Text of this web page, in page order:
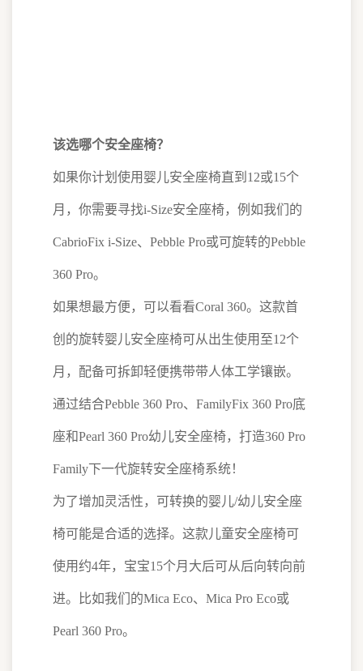
该选哪个安全座椅？
如果你计划使用婴儿安全座椅直到12或15个
月，你需要寻找i-Size安全座椅，例如我们的
CabrioFix i-Size、Pebble Pro或可旋转的Pebble
360 Pro。
如果想最方便，可以看看Coral 360。这款首
创的旋转婴儿安全座椅可从出生使用至12个
月，配备可拆卸轻便携带带人体工学镶嵌。
通过结合Pebble 360 Pro、FamilyFix 360 Pro底
座和Pearl 360 Pro幼儿安全座椅，打造360 Pro
Family下一代旋转安全座椅系统！
为了增加灵活性，可转换的婴儿/幼儿安全座
椅可能是合适的选择。这款儿童安全座椅可
使用约4年，宝宝15个月大后可从后向转向前
进。比如我们的Mica Eco、Mica Pro Eco或
Pearl 360 Pro。